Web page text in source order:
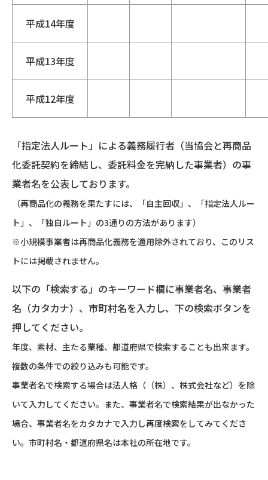
平成14年度
平成13年度
平成12年度
「指定法人ルート」による義務履行者（当協会と再商品
化委託契約を締結し、委託料金を完納した事業者）の事
業者名を公表しております。
（再商品化の義務を果たすには、「自主回収」、「指定法人ルー
ト」、「独自ルート」の3通りの方法があります）
※小規模事業者は再商品化義務を適用除外されており、このリス
トには掲載されません。
以下の「検索する」のキーワード欄に事業者名、事業者
名（カタカナ）、市町村名を入力し、下の検索ボタンを
押してください。
年度、素材、主たる業種、都道府県で検索することも出来ます。
複数の条件での絞り込みも可能です。
事業者名で検索する場合は法人格（（株）、株式会社など）を除
いて入力してください。また、事業者名で検索結果が出なかった
場合、事業者名をカタカナで入力し再度検索をしてみてくださ
い。市町村名・都道府県名は本社の所在地です。